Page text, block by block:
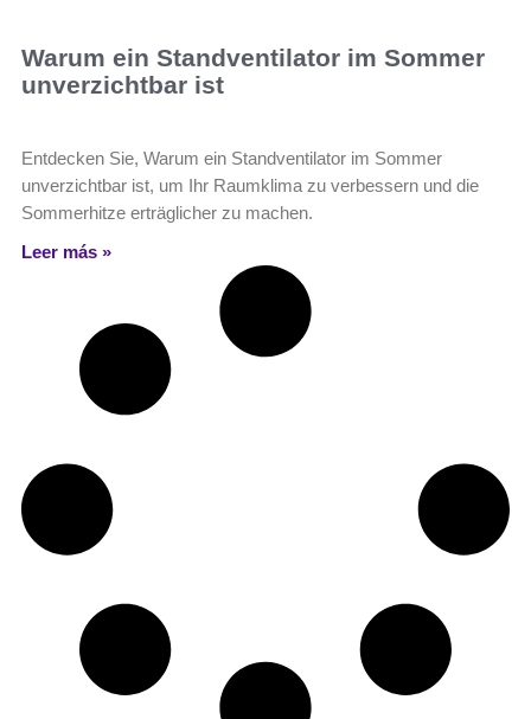
Warum ein Standventilator im Sommer
unverzichtbar ist
Entdecken Sie, Warum ein Standventilator im Sommer
unverzichtbar ist, um Ihr Raumklima zu verbessern und die
Sommerhitze erträglicher zu machen.
Leer más »